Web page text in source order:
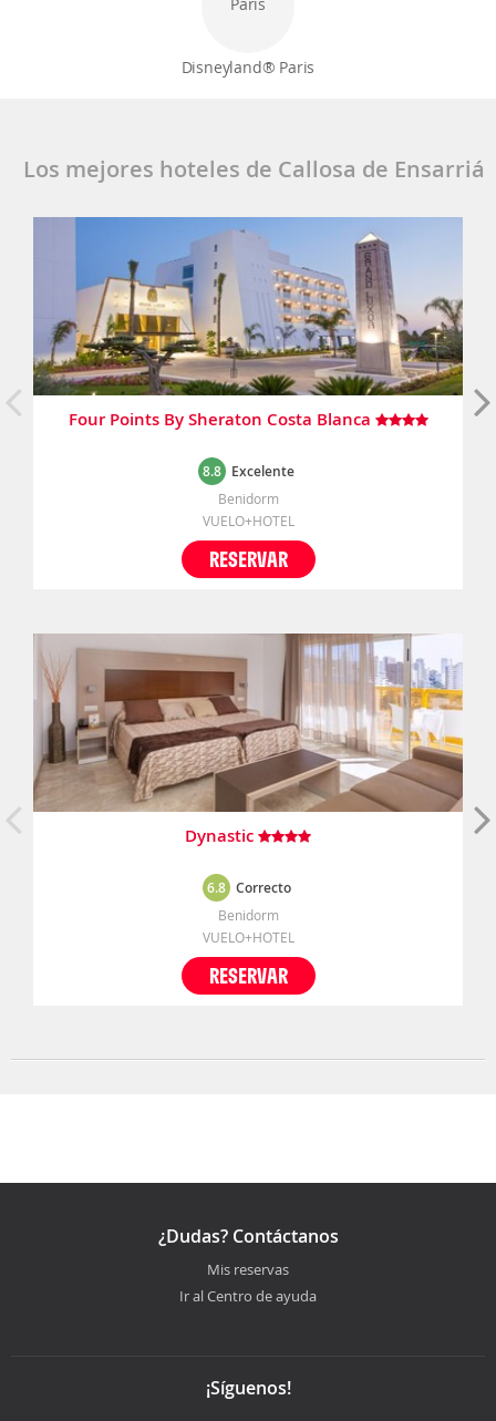
Disneyland® Paris
Los mejores hoteles de Callosa de Ensarriá
Four Points By Sheraton Costa Blanca
8.8 Excelente
Benidorm
VUELO+HOTEL
RESERVAR
Dynastic
6.8 Correcto
Benidorm
VUELO+HOTEL
RESERVAR
¿Dudas? Contáctanos
Mis reservas
Ir al Centro de ayuda
¡Síguenos!